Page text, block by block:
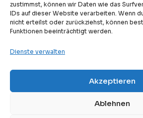
zustimmst, können wir Daten wie das
IDs auf dieser Website verarbeiten. Wenn
nicht erteilst oder zurückziehst, können
Funktionen beeinträchtigt werden.
Dienste verwalten
Akzeptieren
Ablehnen
Offenbarung.
Spezialisierte
Alters- und
Arabisch Unterricht für Kinder
mit viel Freude führen unsere
Kostenlose Probestunde